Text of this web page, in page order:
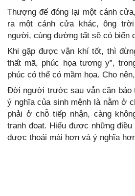
Thượng đế đóng lại một cánh
ra một cánh cửa khác, ông
người, cùng đường tất sẽ có biến
Khi gặp được vận khí tốt, thì
thất mã, phúc họa tương y”,
phúc có thể có mầm họa. Cho
Đời người trước sau vẫn cần bảo
ý nghĩa của sinh mệnh là nằm ở
phải ở chỗ tiếp nhận, càng
tranh đoạt. Hiểu được những
được thoải mái hơn và ý nghĩa